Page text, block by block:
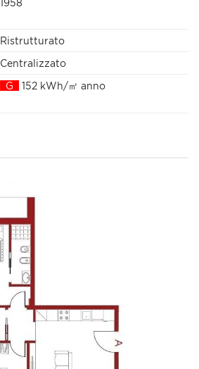
1958
Ristrutturato
Centralizzato
G 152 kWh/㎡ anno